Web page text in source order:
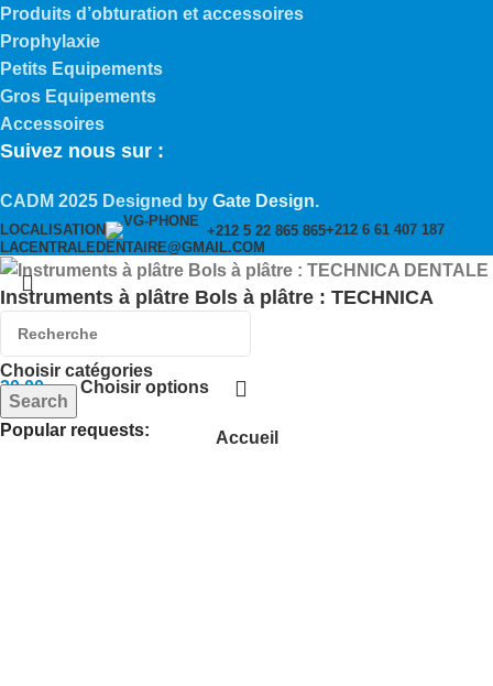
Produits d’obturation et accessoires
Prophylaxie
Petits Equipements
Gros Equipements
Accessoires
Suivez nous sur :
CADM 2025 Designed by Gate Design.
LOCALISATION +212 5 22 865 865+212 6 61 407 187
LACENTRALEDENTAIRE@GMAIL.COM
Choisir catégories
Search
Popular requests:
Instruments à plâtre Bols à plâtre : TECHNICA
DENTALE
د.م.30,00 Choisir options
Accueil